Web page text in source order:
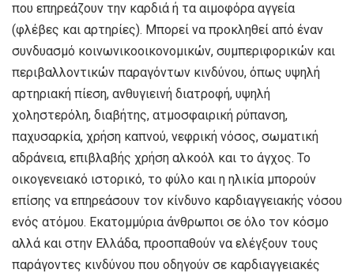
που επηρεάζουν την καρδιά ή τα αιμοφόρα αγγεία
(φλέβες και αρτηρίες). Μπορεί να προκληθεί από έναν
συνδυασμό κοινωνικοοικονομικών, συμπεριφορικών και
περιβαλλοντικών παραγόντων κινδύνου, όπως υψηλή
αρτηριακή πίεση, ανθυγιεινή διατροφή, υψηλή
χοληστερόλη, διαβήτης, ατμοσφαιρική ρύπανση,
παχυσαρκία, χρήση καπνού, νεφρική νόσος, σωματική
αδράνεια, επιβλαβής χρήση αλκοόλ και το άγχος. Το
οικογενειακό ιστορικό, το φύλο και η ηλικία μπορούν
επίσης να επηρεάσουν τον κίνδυνο καρδιαγγειακής νόσου
ενός ατόμου. Εκατομμύρια άνθρωποι σε όλο τον κόσμο
αλλά και στην Ελλάδα, προσπαθούν να ελέγξουν τους
παράγοντες κινδύνου που οδηγούν σε καρδιαγγειακές